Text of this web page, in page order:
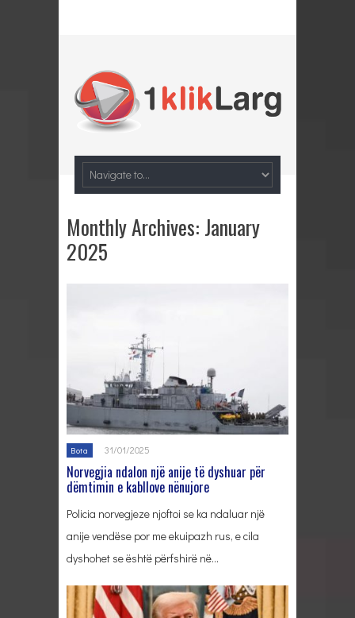
Monthly Archives: January
2025
Bota 31/01/2025
Norvegjia ndalon një anije të dyshuar për
dëmtimin e kabllove nënujore
Policia norvegjeze njoftoi se ka ndaluar një
anije vendëse por me ekuipazh rus, e cila
dyshohet se është përfshirë në…